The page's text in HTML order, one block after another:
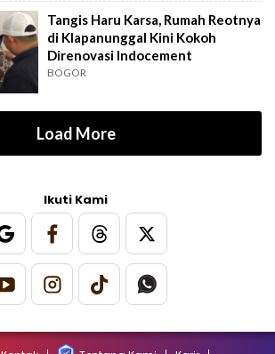
Tangis Haru Karsa, Rumah Reotnya
di Klapanunggal Kini Kokoh
Direnovasi Indocement
BOGOR
Load More
Ikuti Kami